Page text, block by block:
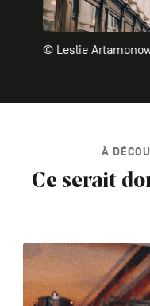
© Leslie
À
Ce serait